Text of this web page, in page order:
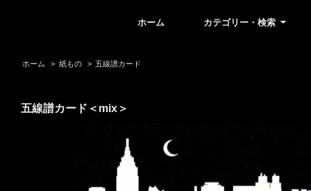
ホーム カテゴリー・検索
ホーム > 紙もの > 五線譜カード
五線譜カード＜mix＞